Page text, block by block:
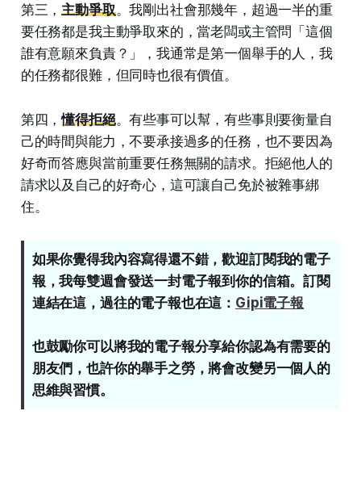
第三，主動爭取。我剛出社會那幾年，超過一半的重
要任務都是我主動爭取來的，當老闆或主管問「這個
誰有意願來負責？」，我通常是第一個舉手的人，我
的任務都很難，但同時也很有價值。
第四，懂得拒絕。有些事可以幫，有些事則要衡量自
己的時間與能力，不要承接過多的任務，也不要因為
好奇而答應與當前重要任務無關的請求。拒絕他人的
請求以及自己的好奇心，這可讓自己免於被雜事綁
住。
如果你覺得我內容寫得還不錯，歡迎訂閱我的電子
報，我每雙週會發送一封電子報到你的信箱。訂閱
連結在這，過往的電子報也在這： Gipi電子報
也鼓勵你可以將我的電子報分享給你認為有需要的
朋友們，也許你的舉手之勞，將會改變另一個人的
思維與習慣。